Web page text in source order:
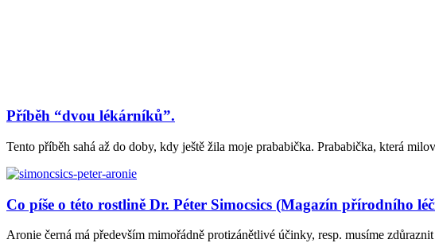
Příběh “dvou lékárníků”.
Tento příběh sahá až do doby, kdy ještě žila moje prababička. Prababička, která
Co píše o této rostlině Dr. Péter Simocsics (Magazín přírodního
Aronie černá má především mimořádně protizánětlivé účinky, resp. musíme